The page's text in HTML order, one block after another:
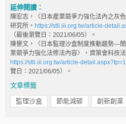
延伸閱讀：
陳宏志，〈日本產業競爭力強化法內之灰
研究所， https://stli.iii.org.tw/article-
（最後瀏覽日：2021/06/05）。
陳譽文，〈日本監理沙盒制度推動趨勢—
業競爭力強化法修法內容〉，資策會科技法
https://stli.iii.org.tw/article-
覽日：2021/06/05）。
文章標籤
監理沙盒 節能減碳 創新創業